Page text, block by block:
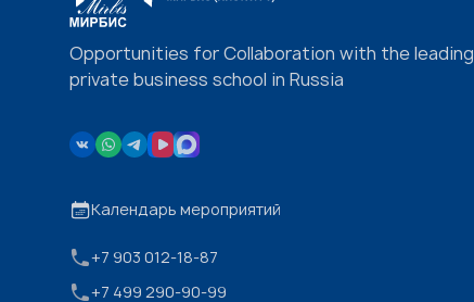
Opportunities for Collaboration with the leading
private business school in Russia
Календарь мероприятий
+7 903 012-18-87
+7 499 290-90-99